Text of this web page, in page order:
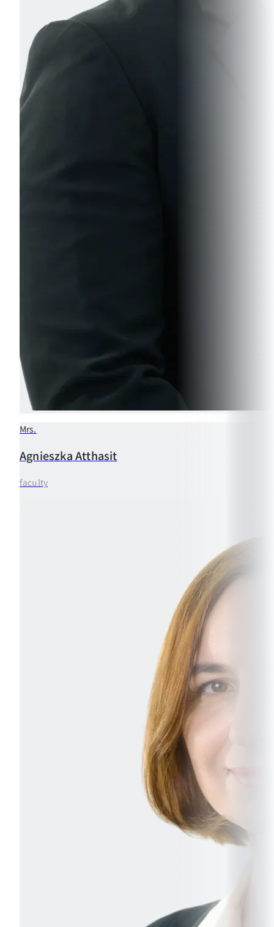
Mrs.
AgnieszkaAtthasit
faculty